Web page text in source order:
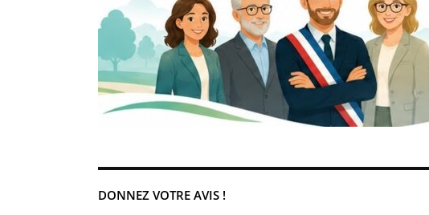
DONNEZ VOTRE AVIS !